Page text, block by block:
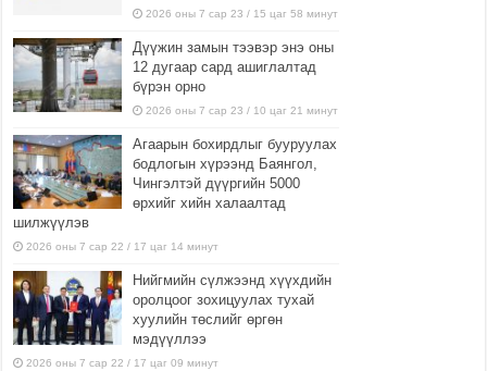
2026 оны 7 сар 23 / 15 цаг 58 минут
Дүүжин замын тээвэр энэ оны
12 дугаар сард ашиглалтад
бүрэн орно
2026 оны 7 сар 23 / 10 цаг 21 минут
Агаарын бохирдлыг бууруулах
бодлогын хүрээнд Баянгол,
Чингэлтэй дүүргийн 5000
өрхийг хийн халаалтад
шилжүүлэв
2026 оны 7 сар 22 / 17 цаг 14 минут
Нийгмийн сүлжээнд хүүхдийн
оролцоог зохицуулах тухай
хуулийн төслийг өргөн
мэдүүллээ
2026 оны 7 сар 22 / 17 цаг 09 минут